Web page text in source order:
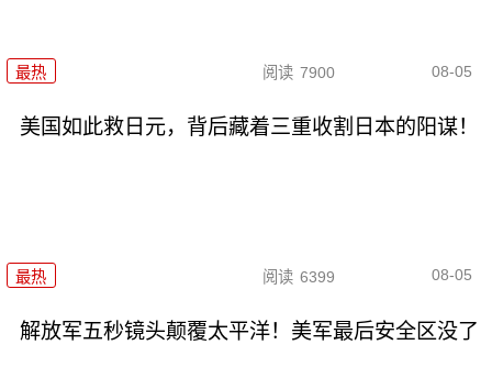
最热 阅读 7900 08-05
美国如此救日元，背后藏着三重收割日本的阳谋！
最热 阅读 6399 08-05
解放军五秒镜头颠覆太平洋！美军最后安全区没了